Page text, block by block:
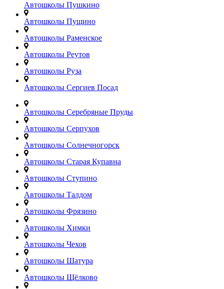
Автошколы Пушкино
Автошколы Пущино
Автошколы Раменское
Автошколы Реутов
Автошколы Руза
Автошколы Сергиев Посад
Автошколы Серебряные Пруды
Автошколы Серпухов
Автошколы Солнечногорск
Автошколы Старая Купавна
Автошколы Ступино
Автошколы Талдом
Автошколы Фрязино
Автошколы Химки
Автошколы Чехов
Автошколы Шатура
Автошколы Щёлково